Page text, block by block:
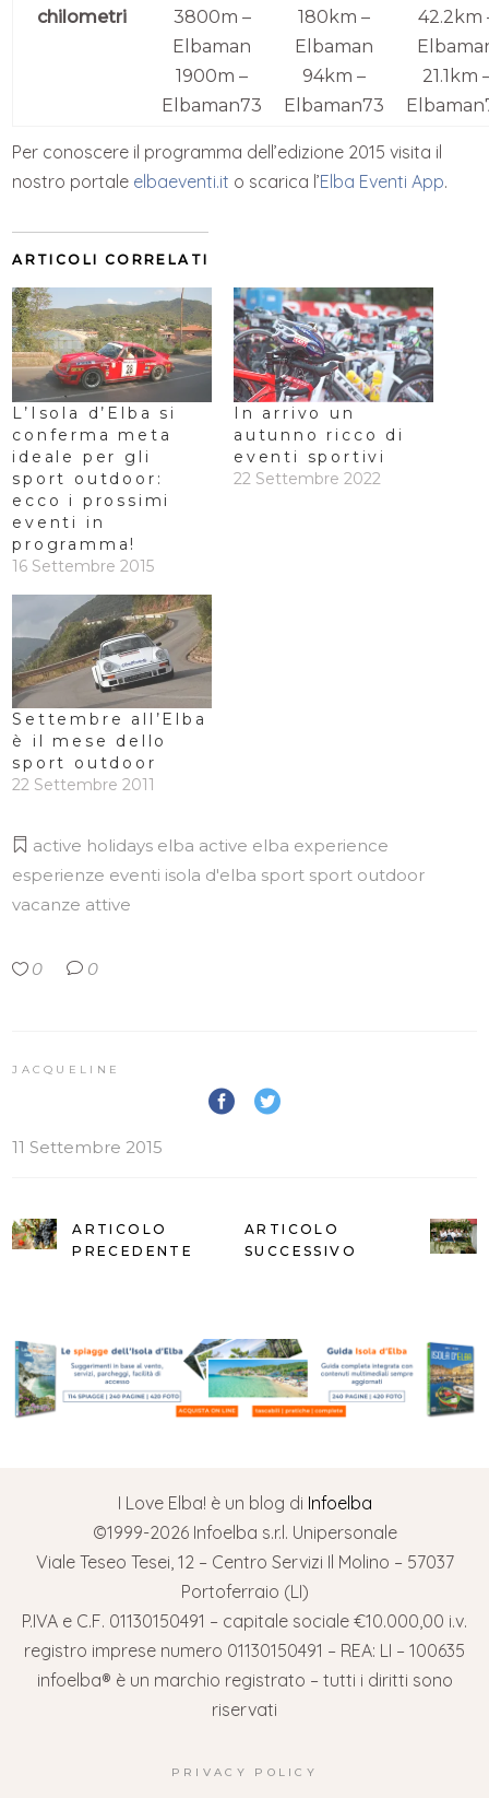
chilometri
3800m –
Elbaman
1900m –
Elbaman73
180km –
Elbaman
94km –
Elbaman73
42.2km
21.1km
Per conoscere il programma dell’edizione 2015 visita il
nostro portale elbaeventi.it o scarica l’Elba Eventi App.
ARTICOLI CORRELATI
L’Isola d’Elba si
conferma meta
ideale per gli
sport outdoor:
ecco i prossimi
eventi in
programma!
16 Settembre 2015
In arrivo un
autunno ricco di
eventi sportivi
22 Settembre 2022
Settembre all’Elba
è il mese dello
sport outdoor
22 Settembre 2011
active holidays elba active elba experience
esperienze eventi isola d'elba sport sport outdoor
vacanze attive
0 0
JACQUELINE
11 Settembre 2015
ARTICOLO
PRECEDENTE
ARTICOLO
SUCCESSIVO
I Love Elba! è un blog di Infoelba
©1999-2026 Infoelba s.r.l. Unipersonale
Viale Teseo Tesei, 12 – Centro Servizi Il Molino – 57037
Portoferraio (LI)
P.IVA e C.F. 01130150491 – capitale sociale €10.000,00 i.v.
registro imprese numero 01130150491 – REA: LI – 100635
infoelba® è un marchio registrato – tutti i diritti sono
riservati
PRIVACY POLICY